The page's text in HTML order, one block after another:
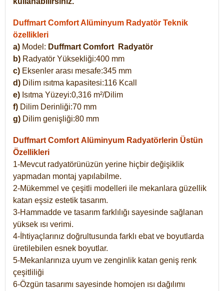
Duffmart Comfort Alüminyum Radyatör Teknik
özellikleri
a) Model: Duffmart Comfort
Radyatör
b) Radyatör Yüksekliği:400 mm
c) Eksenler arası mesafe:345 mm
d) Dilim ısıtma kapasitesi:116 Kcall
e) Isıtma Yüzeyi:0,316 m²/Dilim
f) Dilim Derinliği:70 mm
g) Dilim genişliği:80 mm
Duffmart Comfort Alüminyum Radyatörlerin Üstün
Özellikleri
1-Mevcut radyatörünüzün yerine hiçbir değişiklik
yapmadan montaj yapılabilme.
2-Mükemmel ve çeşitli modelleri ile mekanlara güzellik
katan eşsiz estetik tasarım.
3-Hammadde ve tasarım farklılığı sayesinde sağlanan
yüksek ısı verimi.
4-İhtiyaçlarınız doğrultusunda farklı ebat ve boyutlarda
üretilebilen esnek boyutlar.
5-Mekanlarınıza uyum ve zenginlik katan geniş renk
çeşitliliği
6-Özgün tasarımı sayesinde homojen ısı dağılımı